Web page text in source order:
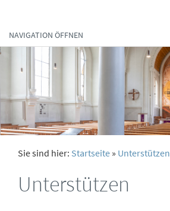
NAVIGATION ÖFFNEN
Sie sind hier: Startseite » Unterstützen
Unterstützen